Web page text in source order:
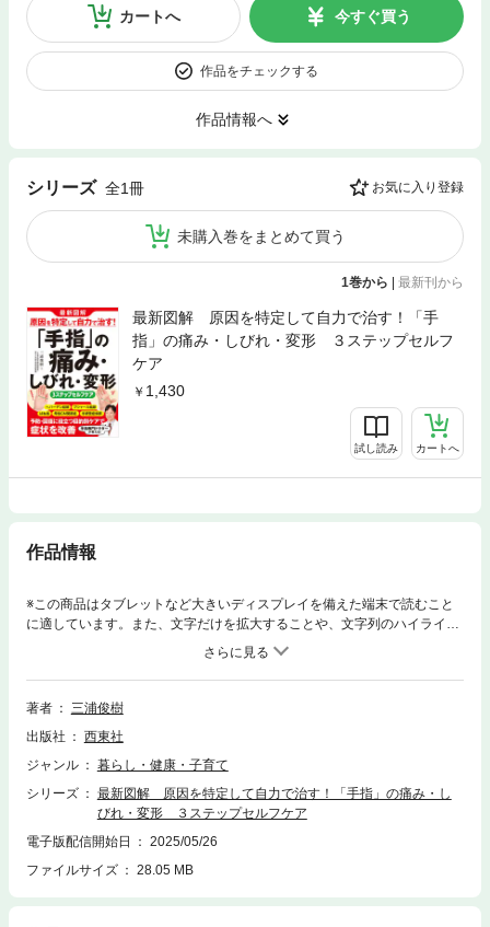
カートへ 今すぐ買う
作品をチェックする
作品情報へ
シリーズ 全1冊 お気に入り登録
未購入巻をまとめて買う
1巻から | 最新刊から
最新図解 原因を特定して自力で治す！「手
指」の痛み・しびれ・変形 ３ステップセルフ
ケア
1,430
試し読み カートへ
作品情報
※この商品はタブレットなど大きいディスプレイを備えた端末で読むこと
に適しています。また、文字だけを拡大することや、文字列のハイライ
ト、検索、辞書の参照、引用などの機能が使用できません。手指の痛みや
しびれ、腫れ、変形など、つらい症状の原因と対処法を、臨床経験豊富な
専門医が最新情報とともに分かりやすく解説します。まずは痛みの種類や
症状、痛む場所によって、どんな疾患なのかをセルフ診断。痛みの原因や
大きな文字と図解で優しく理解できます。家でできるセルフケアや、生活
習慣などについてもアドバイス！原因と対処法を理解して、自分で症状を
き）：東京大学医学部を卒業後、東京大学医学部附属病院、米国ニューメ
キシコ大学などを経て、現在はJR東京総合病院副院長・整形外科部長、東
京大学医学部非常勤講師等を務める。日本手外科学会専門医・指導医・代
と最新研究によるエビデンスに基づいた情報発信などを行う。＜電子書籍
著者
三浦俊樹
出版社
西東社
ジャンル
暮らし・健康・子育て
シリーズ
最新図解 原因を特定して自力で治す！「手指」の痛み・し
びれ・変形 ３ステップセルフケア
電子版配信開始日
2025/05/26
ファイルサイズ
28.05 MB